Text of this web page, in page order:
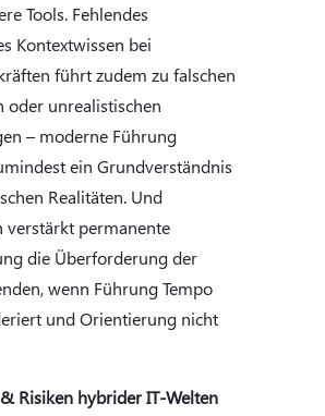
Tools. Fehlendes
Kontextwissen bei
führt zudem zu falschen
oder unrealistischen
– moderne Führung
ein Grundverständnis
Realitäten. Und
verstärkt permanente
die Überforderung der
wenn Führung Tempo
und Orientierung nicht
Risiken hybrider IT-Welten